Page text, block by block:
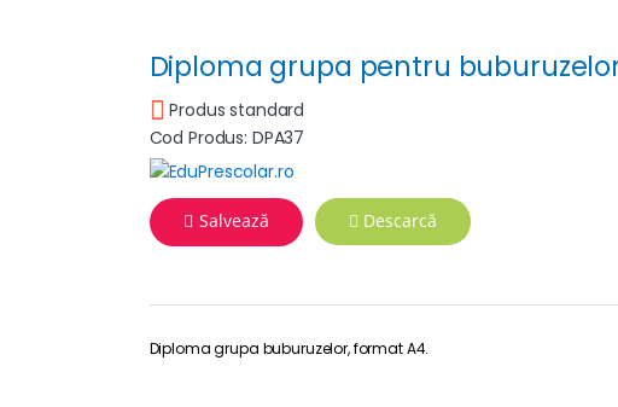
Diploma grupa pentru
Produs standard
Cod Produs: DPA37
Salvează Descarcă
Diploma grupa buburuzelor, format A4.